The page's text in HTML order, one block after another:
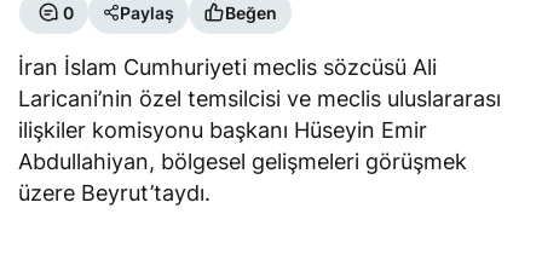
0 Paylaş Beğen
İran İslam Cumhuriyeti meclis sözcüsü Ali
Laricani’nin özel temsilcisi ve meclis uluslararası
ilişkiler komisyonu başkanı Hüseyin Emir
Abdullahiyan, bölgesel gelişmeleri görüşmek
üzere Beyrut’taydı.